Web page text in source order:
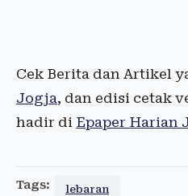
Cek Berita dan Artikel
Jogja, dan edisi cetak
hadir di Epaper Harian
Tags: lebaran